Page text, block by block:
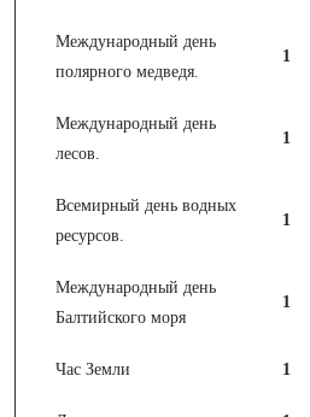
Международный день
полярного медведя.
1
Международный день
лесов.
1
Всемирный день водных
ресурсов.
1
Международный день
Балтийского моря
1
Час Земли 1